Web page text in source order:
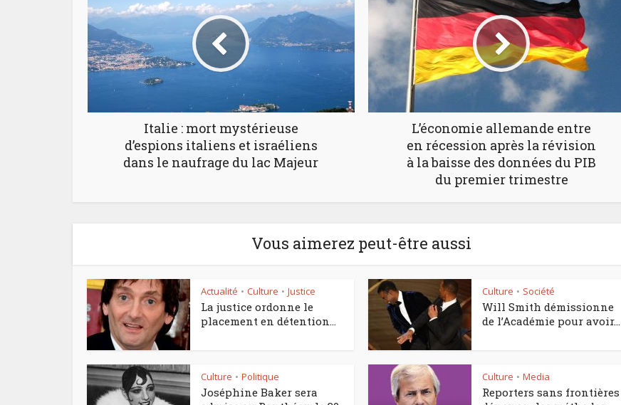
Italie : mort mystérieuse
d’espions italiens et israéliens
dans le naufrage du lac Majeur
L’économie allemande entre
en récession après la révision
à la baisse des données du PIB
du premier trimestre
Vous aimerez peut-être aussi
Actualité • Culture • Justice
La justice ordonne le
placement en détention...
Culture • Société
Will Smith démissionne
de l’Académie pour avoir...
Culture • Politique
Joséphine Baker sera
Culture • Media
Reporters sans frontières